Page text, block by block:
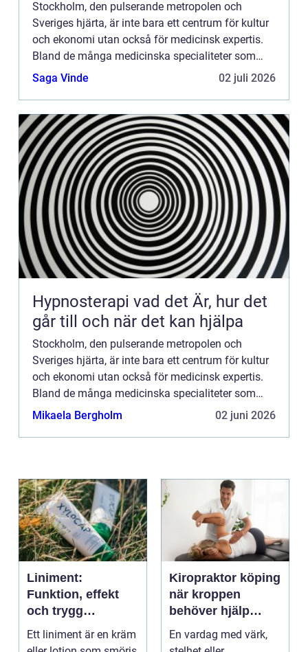
Stockholm, den pulserande metropolen och
Sveriges hjärta, är inte bara ett centrum för kultur
och ekonomi utan också för medicinsk expertis.
Bland de många medicinska specialiteter som
finns här utmärker sig ...
Saga Vinde 02 juli 2026
Hypnosterapi vad det Är, hur det
går till och när det kan hjälpa
Stockholm, den pulserande metropolen och
Sveriges hjärta, är inte bara ett centrum för kultur
och ekonomi utan också för medicinsk expertis.
Bland de många medicinska specialiteter som
finns här utmärker sig ...
Mikaela Bergholm 02 juni 2026
Liniment:
Funktion, effekt
och trygg
användning
Ett liniment är en kräm
Kiropraktor köping
när kroppen
behöver hjälp
tillbaka
En vardag med värk,